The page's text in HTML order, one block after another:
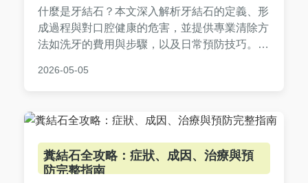
什麼是牙結石？本文深入解析牙結石的定義、形
成過程與對口腔健康的危害，並提供專業清除方
法如洗牙的費用與步驟，以及日常預防技巧。包
牙齒健康，避免相關疾病。內容實用，適合所有
2026-05-05
糞結石全攻略：症狀、成因、治療與預
防完整指南